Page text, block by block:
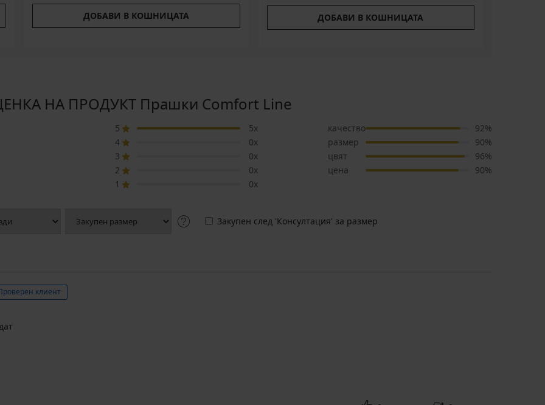
ДОБАВИ В КОШНИЦАТА ДОБАВИ В КОШНИЦАТА
НА ПРОДУКТ Прашки Comfort Line
5
5x
4
0x
3
0x
2
0x
1
0x
качество
92%
размер
90%
цвят
96%
цена
90%
Закупен след 'Консултация' за размер
клиент